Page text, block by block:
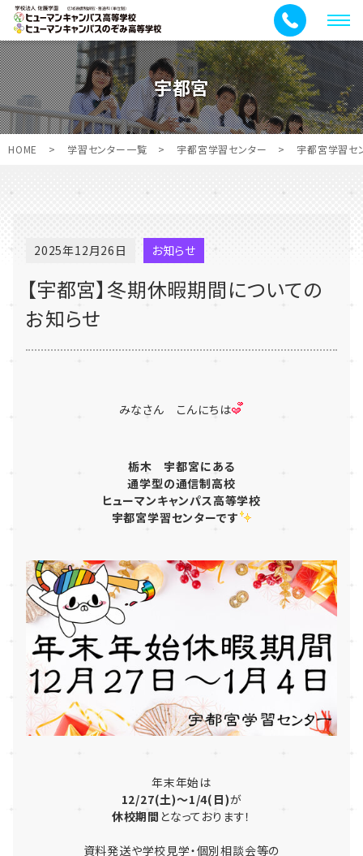
メ
ニ
ュ
ー
宇都宮
HOME > 学習センター一覧 > 宇都宮学習センター > 宇都宮学習セ
2025年12月26日 お知らせ
【宇都宮】冬期休暇期間についての
お知らせ
みなさん こんにちは
栃木 宇都宮にある
通学型の通信制高校
ヒューマンキャンパス高等学校
宇都宮学習センターです
年末年始は
12/27(土)～1/4(日)が
休校期間 となっております！
資料発送や学校見学・個別相談会等の